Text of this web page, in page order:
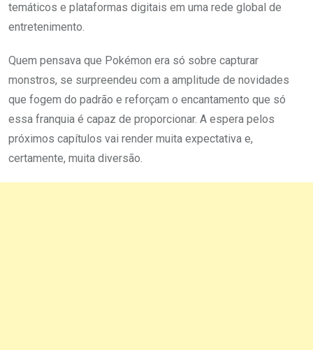
temáticos e plataformas digitais em uma rede global de
entretenimento.
Quem pensava que Pokémon era só sobre capturar
monstros, se surpreendeu com a amplitude de novidades
que fogem do padrão e reforçam o encantamento que só
essa franquia é capaz de proporcionar. A espera pelos
próximos capítulos vai render muita expectativa e,
certamente, muita diversão.